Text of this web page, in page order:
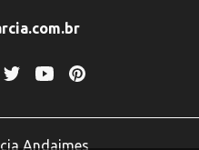
Andaimes